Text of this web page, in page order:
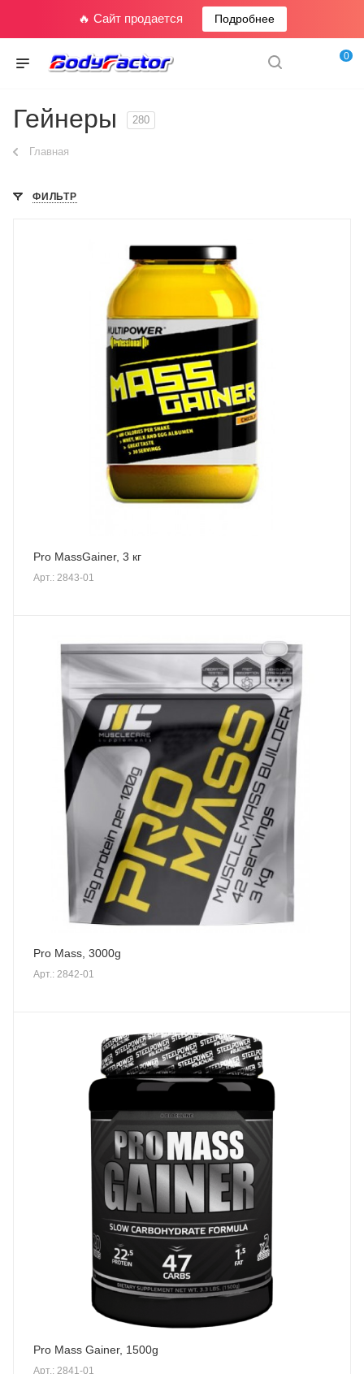
🔥 Сайт продается Подробнее
0
Гейнеры 280
Главная
ФИЛЬТР
Pro MassGainer, 3 кг
Арт.: 2843-01
Pro Mass, 3000g
Арт.: 2842-01
Pro Mass Gainer, 1500g
Арт.: 2841-01